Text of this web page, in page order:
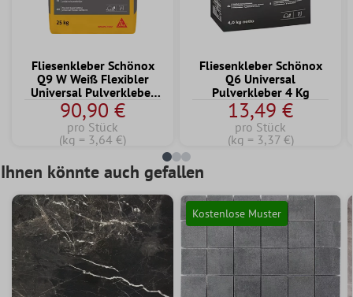
Fliesenkleber Schönox
Q9 W Weiß Flexibler
Universal Pulverkleber
25 KG
90,90 €
pro Stück
(kg = 3,64 €)
Fliesenkleber Schönox
Q6 Universal
Pulverkleber 4 Kg
13,49 €
pro Stück
(kg = 3,37 €)
Ihnen könnte auch gefallen
Kostenlose Muster